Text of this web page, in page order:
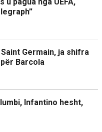
Germain, ja shifra
Barcola
Infantino hesht,